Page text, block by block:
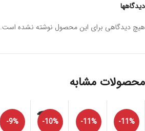
دیدگاهها
هیچ دیدگاهی برای این محصول نوشته نشده است.
محصولات مشابه
-11%
-11%
-10%
-9%